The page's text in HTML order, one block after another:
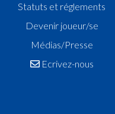
Statuts et réglements
Devenir joueur/se
Médias/Presse
Ecrivez-nous